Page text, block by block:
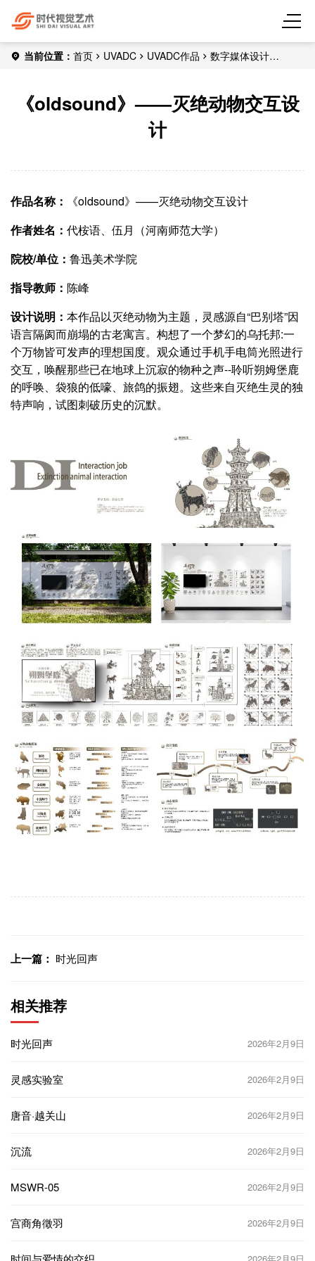
当前位置： 首页 UVADC UVADC作品
数字媒体设计
《oldsound》——灭绝动物交互设
计
作品名称：
《oldsound》——灭绝动物交互设计
作者姓名： 代桉语、伍月（河南师范大学）
院校/单位： 鲁迅美术学院
指导教师： 陈峰
设计说明： 本作品以灭绝动物为主题，灵感源自“巴别塔”因
语言隔阂而崩塌的古老寓言。构想了一个梦幻的乌托邦:一
个万物皆可发声的理想国度。观众通过手机手电筒光照进行
交互，唤醒那些已在地球上沉寂的物种之声--聆听朔姆堡鹿
的呼唤、袋狼的低嚎、旅鸽的振翅。这些来自灭绝生灵的独
特声响，试图刺破历史的沉默。
上一篇： 时光回声
相关推荐
时光回声 2026年2月9日
灵感实验室 2026年2月9日
唐音·越关山 2026年2月9日
沉流 2026年2月9日
MSWR-05 2026年2月9日
宫商角徵羽 2026年2月9日